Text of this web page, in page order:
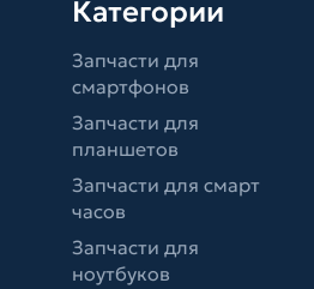
Категории
Запчасти для
смартфонов
Запчасти для
планшетов
Запчасти для смарт
часов
Запчасти для
ноутбуков